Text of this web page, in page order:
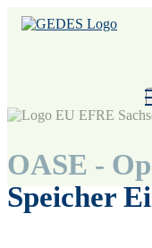
OASE -
Speicher